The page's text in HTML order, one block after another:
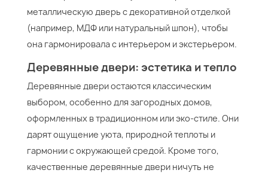
металлическую дверь с декоративной отделкой
(например, МДФ или натуральный шпон), чтобы
она гармонировала с интерьером и экстерьером.
Деревянные двери: эстетика и тепло
Деревянные двери остаются классическим
выбором, особенно для загородных домов,
оформленных в традиционном или эко-стиле. Они
дарят ощущение уюта, природной теплоты и
гармонии с окружающей средой. Кроме того,
качественные деревянные двери ничуть не